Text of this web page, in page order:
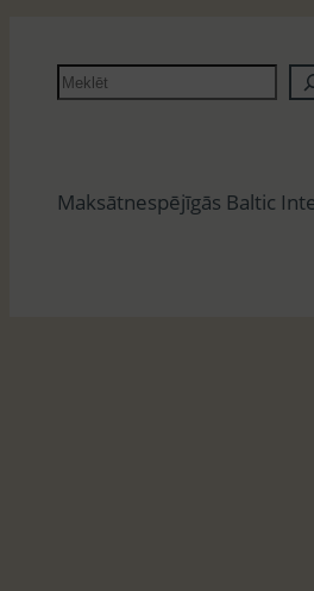
M
e
ē
Maksātnespējīgās Baltic